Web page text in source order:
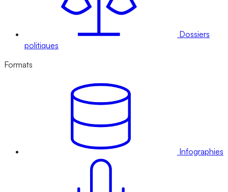
Dossiers
politiques
Formats
Infographies